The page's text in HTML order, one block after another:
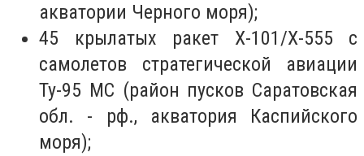
акватории Черного моря);
45 крылатых ракет Х-101/Х-555 с
самолетов стратегической авиации
Ту-95 МС (район пусков Саратовская
обл. - рф., акватория Каспийского
моря);